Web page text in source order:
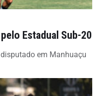
Estadual Sub-20
em Manhuaçu